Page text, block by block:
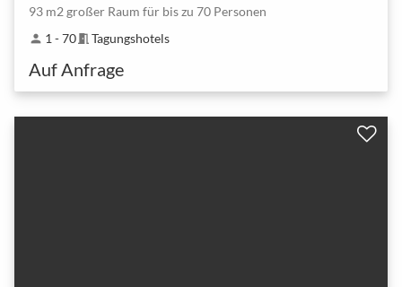
93 m2 großer Raum für bis zu 70 Personen
person 1 - 70meeting_room Tagungshotels
Auf Anfrage